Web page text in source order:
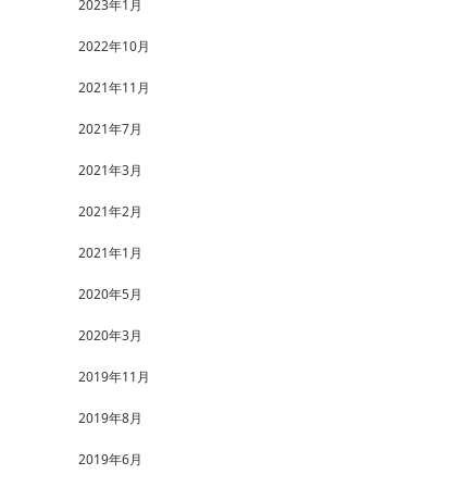
2023年1月
2022年10月
2021年11月
2021年7月
2021年3月
2021年2月
2021年1月
2020年5月
2020年3月
2019年11月
2019年8月
2019年6月